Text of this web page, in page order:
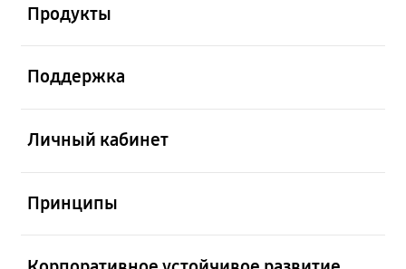
Продукты
Поддержка
Личный кабинет
Принципы